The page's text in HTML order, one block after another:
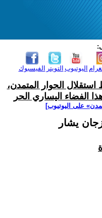
الفيسبوك التويتر اليوتيوب
استقلال الحوار المتمدن،
الفضاء اليساري الحر
على اليوتيوب]
يشار